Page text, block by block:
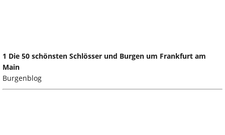
1 Die 50 schönsten Schlösser und Burgen um Frankfurt am
Main
Burgenblog